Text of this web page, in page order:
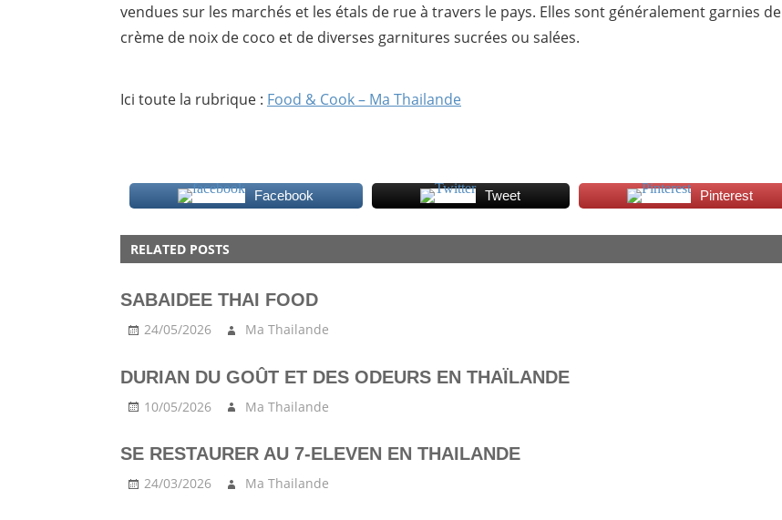
vendues sur les marchés et les étals de rue à travers le pays. Elles sont généralement garnies de
crème de noix de coco et de diverses garnitures sucrées ou salées.
Ici toute la rubrique : Food & Cook – Ma Thailande
Facebook Tweet
Pinterest
FOOD
TAO
MARKET
STREET
RELATED POSTS
SABAIDEE THAI FOOD
24/05/2026 Ma Thailande
DURIAN DU GOÛT ET DES ODEURS EN THAÏLANDE
10/05/2026 Ma Thailande
SE RESTAURER AU 7-ELEVEN EN THAILANDE
24/03/2026 Ma Thailande